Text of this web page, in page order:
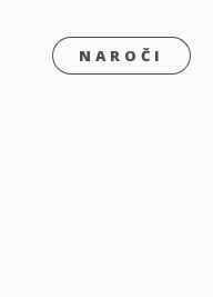
NAROČI